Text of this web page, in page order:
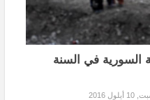
السورية في السنة
2016